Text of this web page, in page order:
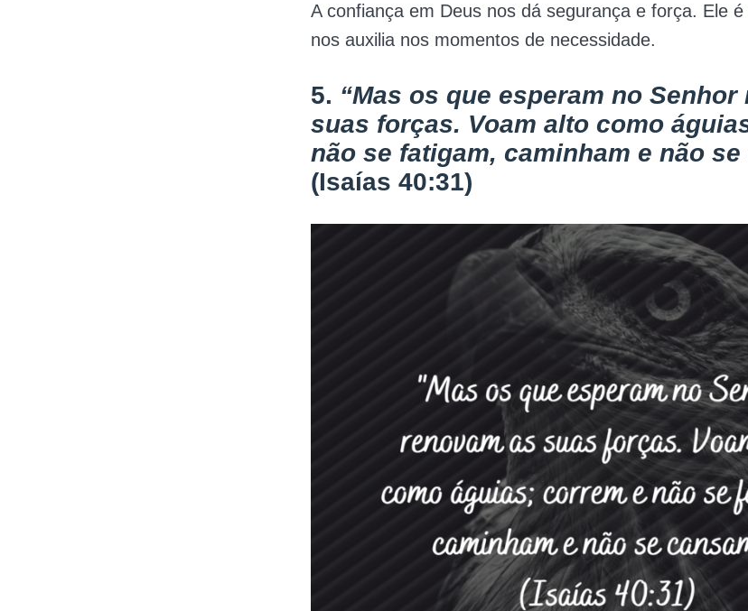
A confiança em Deus nos dá segurança e força. Ele
nos auxilia nos momentos de necessidade.
5. “Mas os que esperam no Senhor
suas forças. Voam alto como
não se fatigam, caminham e não se
(Isaías 40:31)